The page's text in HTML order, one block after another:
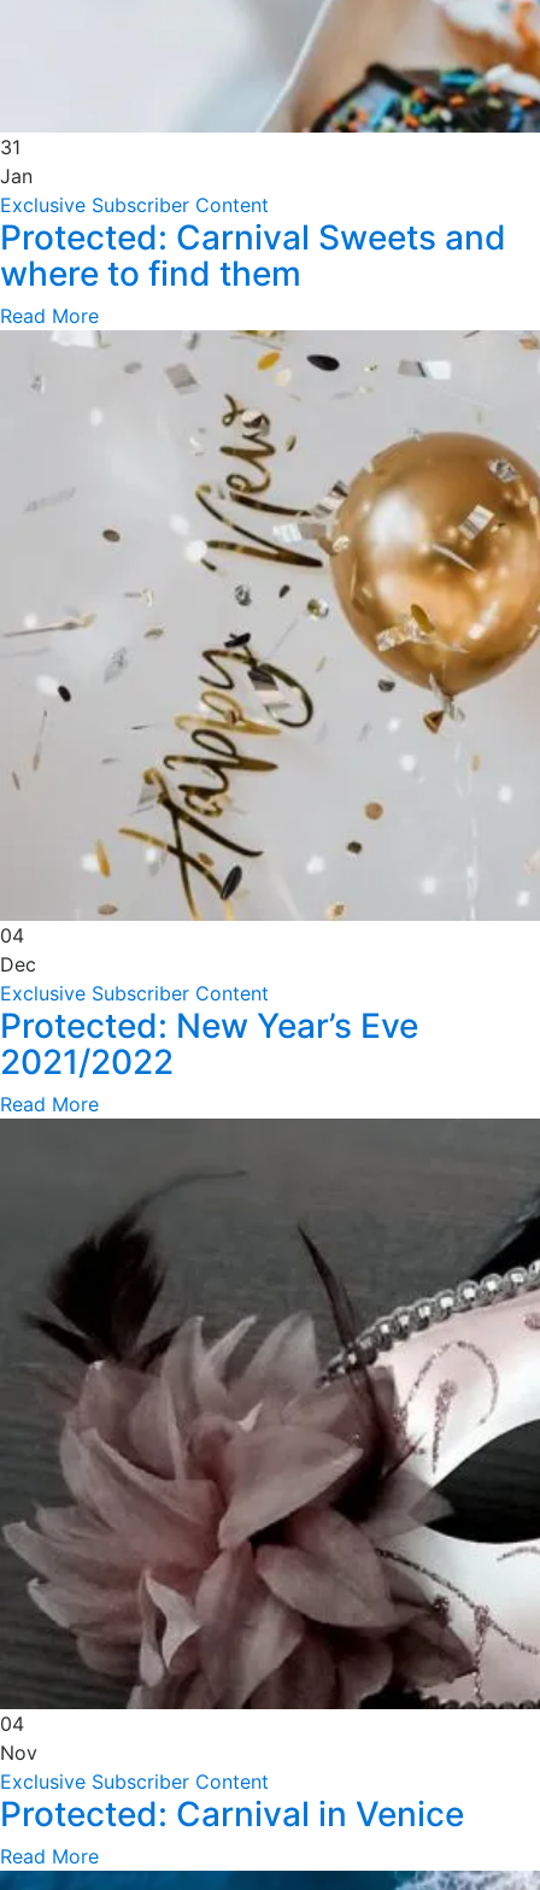
31
Jan
Exclusive Subscriber Content
Protected: Carnival Sweets and
where to find them
Read More
04
Dec
Exclusive Subscriber Content
Protected: New Year’s Eve
2021/2022
Read More
04
Nov
Exclusive Subscriber Content
Protected: Carnival in Venice
Read More